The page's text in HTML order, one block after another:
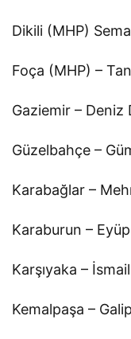
Dikili (MHP) Sema
Foça (MHP) –
Gaziemir – Deniz
Güzelbahçe –
Karabağlar –
Karaburun –
Karşıyaka –
Kemalpaşa –